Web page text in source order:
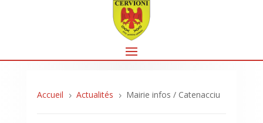
Accueil 5 Actualités 5 Mairie infos / Catenacciu